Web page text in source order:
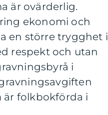
är ovärderlig.
ekonomi och
en större trygghet i
respekt och utan
i
är folkbokförda i